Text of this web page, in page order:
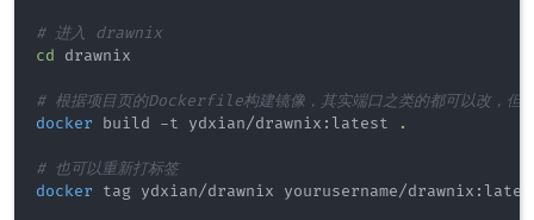
# 进入 drawnix
cd drawnix
# 根据项目页的Dockerfile构建镜像，其实端口之类的都可以改，但
docker build -t ydxian/drawnix:latest .
# 也可以重新打标签
docker tag ydxian/drawnix yourusername/